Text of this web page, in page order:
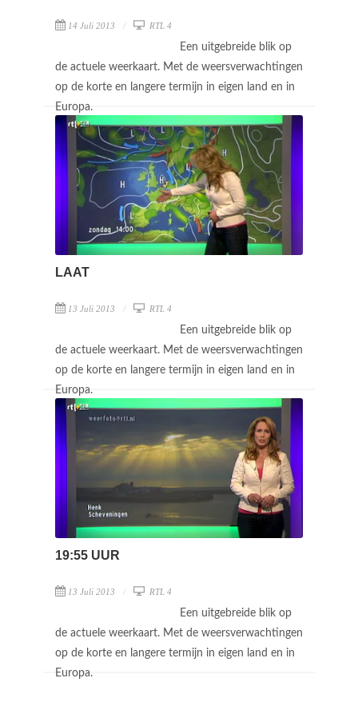
14 Juli 2013 RTL 4
Een uitgebreide blik op
de actuele weerkaart. Met de weersverwachtingen
op de korte en langere termijn in eigen land en in
Europa.
LAAT
13 Juli 2013 RTL 4
Een uitgebreide blik op
de actuele weerkaart. Met de weersverwachtingen
op de korte en langere termijn in eigen land en in
Europa.
19:55 UUR
13 Juli 2013 RTL 4
Een uitgebreide blik op
de actuele weerkaart. Met de weersverwachtingen
op de korte en langere termijn in eigen land en in
Europa.